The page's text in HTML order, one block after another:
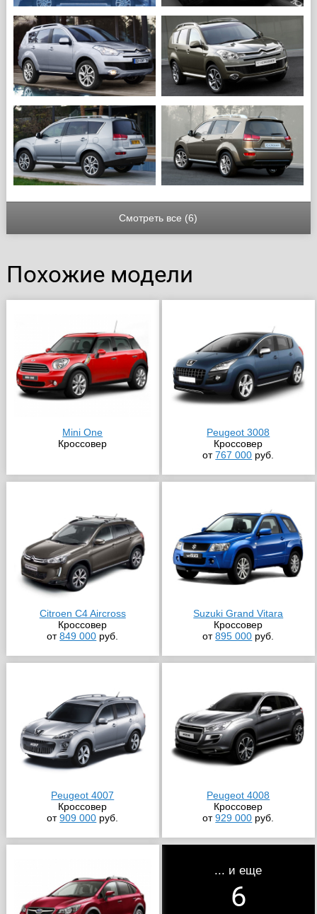
Смотреть все (6)
Похожие модели
Mini One
Кроссовер
Peugeot 3008
Кроссовер
от767 000 руб.
Citroen C4 Aircross
Кроссовер
от849 000 руб.
Suzuki Grand Vitara
Кроссовер
от895 000 руб.
Peugeot 4007
Кроссовер
от909 000 руб.
Peugeot 4008
Кроссовер
от929 000 руб.
... и еще
6